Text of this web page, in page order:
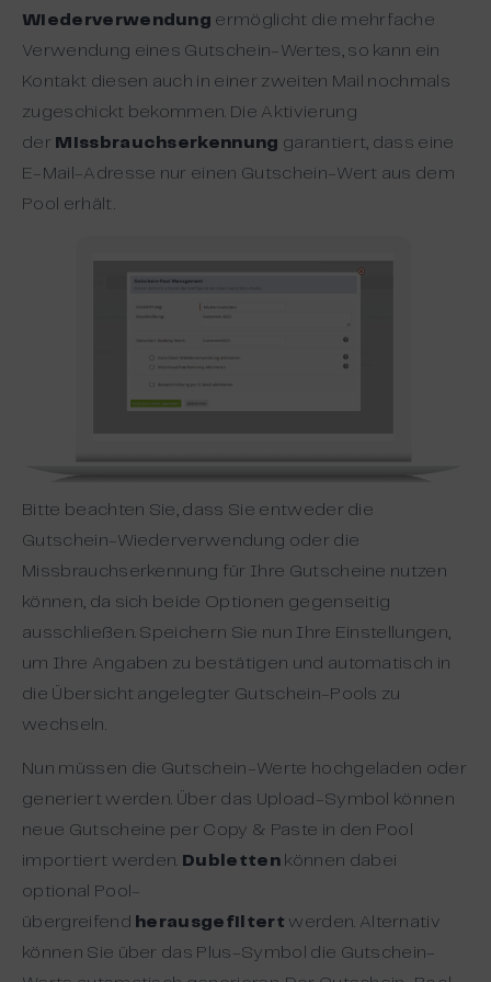
Wiederverwendung ermöglicht die mehrfache
Verwendung eines Gutschein-Wertes, so kann ein
Kontakt diesen auch in einer zweiten Mail nochmals
zugeschickt bekommen. Die Aktivierung
der Missbrauchserkennung garantiert, dass eine
E-Mail-Adresse nur einen Gutschein-Wert aus dem
Pool erhält.
Bitte beachten Sie, dass Sie entweder die
Gutschein-Wiederverwendung oder die
Missbrauchserkennung für Ihre Gutscheine nutzen
können, da sich beide Optionen gegenseitig
ausschließen. Speichern Sie nun Ihre Einstellungen,
um Ihre Angaben zu bestätigen und automatisch in
die Übersicht angelegter Gutschein-Pools zu
wechseln.
Nun müssen die Gutschein-Werte hochgeladen oder
generiert werden. Über das Upload-Symbol können
neue Gutscheine per Copy & Paste in den Pool
importiert werden. Dublettenkönnen dabei
optional Pool-
übergreifend herausgefiltert werden. Alternativ
können Sie über das Plus-Symbol die Gutschein-